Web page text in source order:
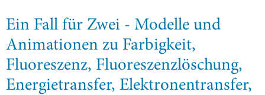
Ein Fall für Zwei - Modelle und
Animationen zu Farbigkeit,
Fluoreszenz, Fluoreszenzlöschung,
Energietransfer, Elektronentransfer,